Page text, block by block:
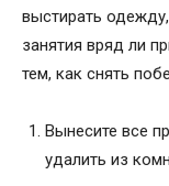
выстирать
занятия вряд ли
тем, как снять
Вынесите все
удалить из